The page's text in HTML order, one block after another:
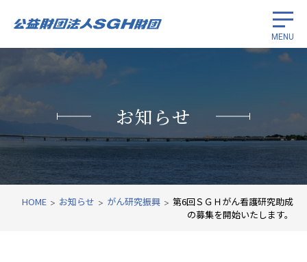
MENU
留学生奨学
がん研究振興
国際経済協力
財団紹介
お知らせ
HOME お知らせ がん研究振興
第6回ＳＧＨがん看護研究助成
の募集を開始いたします。